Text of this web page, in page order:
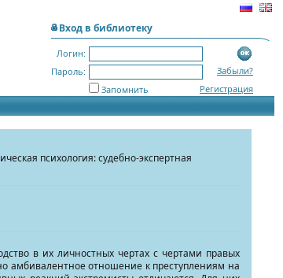
Вход в библиотеку
Логин:
Пароль:
Забыли?
Регистрация
Запомнить
психология: судебно-экспертная
в их личностных чертах с чертами правых
амбивалентное отношение к преступлениям на